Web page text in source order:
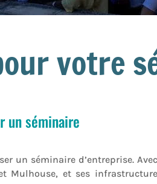
votre
un séminaire
un séminaire d’entreprise.
Mulhouse, et ses